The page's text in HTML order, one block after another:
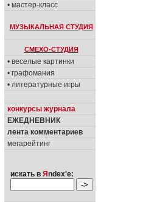
• мастер-класс
МУЗЫКАЛЬНАЯ СТУДИЯ
СМЕХО-СТУДИЯ
• веселые картинки
• графомания
• литературные игры
конкурсы журнала
ЕЖЕДНЕВНИК
лента комментариев
мегарейтинг
искать в Я ndex'е: